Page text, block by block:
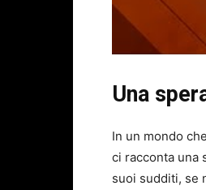
Una
In un mondo
ci racconta una
suoi sudditi, se